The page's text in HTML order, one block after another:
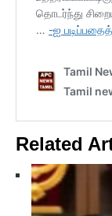
Related